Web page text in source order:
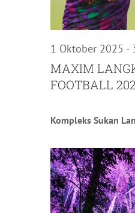
MAXIM
FOOTBALL
1 Oktober 2025 -
Kompleks Sukan